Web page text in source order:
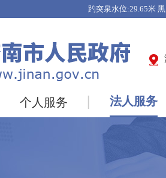
个人服务 法人服务